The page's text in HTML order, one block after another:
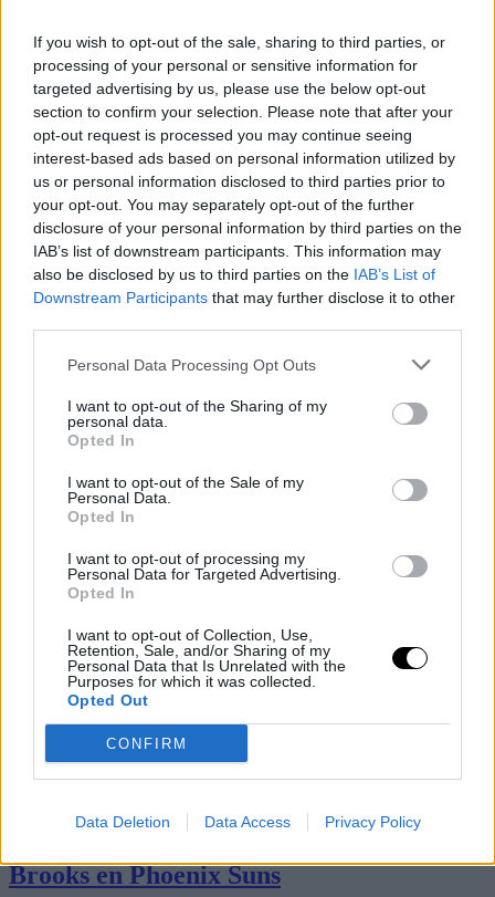
If you wish to opt-out of the sale, sharing to third parties, or
processing of your personal or sensitive information for
targeted advertising by us, please use the below opt-out
section to confirm your selection. Please note that after your
opt-out request is processed you may continue seeing
interest-based ads based on personal information utilized by
us or personal information disclosed to third parties prior to
your opt-out. You may separately opt-out of the further
disclosure of your personal information by third parties on the
IAB’s list of downstream participants. This information may
also be disclosed by us to third parties on the IAB’s List of
Downstream Participants that may further disclose it to other
Personal Data Processing Opt Outs
I want to opt-out of the Sharing of my
personal data.
Opted In
I want to opt-out of the Sale of my
Personal Data.
Opted In
I want to opt-out of processing my
Personal Data for Targeted Advertising.
Opted In
I want to opt-out of Collection, Use,
Retention, Sale, and/or Sharing of my
Personal Data that Is Unrelated with the
Purposes for which it was collected.
Opted Out
CONFIRM
Data Deletion Data Access Privacy Policy
Junto a Motiejunas, Marcus Thornton
vuelve a los Rockets
mientrasJoel Anthonyregresará a los Pistons mientras que la
primera ronda protegida que Detroit envió a Houston regresa a
Michigan.
Últimos artículos
Brooks en Phoenix Suns